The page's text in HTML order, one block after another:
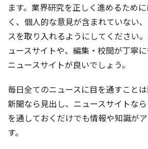
ます。業界研究を正しく進めるため
く、個人的な意見が含まれていない
スを取り入れるようにしてください
ュースサイトや、編集・校閲が丁寧
ニュースサイトが良いでしょう。
毎日全てのニュースに目を通すことは
新聞なら見出し、ニュースサイトな
を通しておくだけでも情報や知識が
す。